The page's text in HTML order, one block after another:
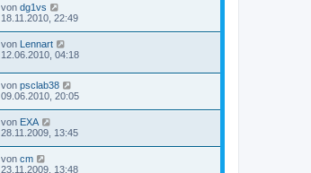
von dg1vs
18.11.2010, 22:49
von Lennart
12.06.2010, 04:18
von psclab38
09.06.2010, 20:05
von EXA
28.11.2009, 13:45
von cm
23.11.2009, 13:48